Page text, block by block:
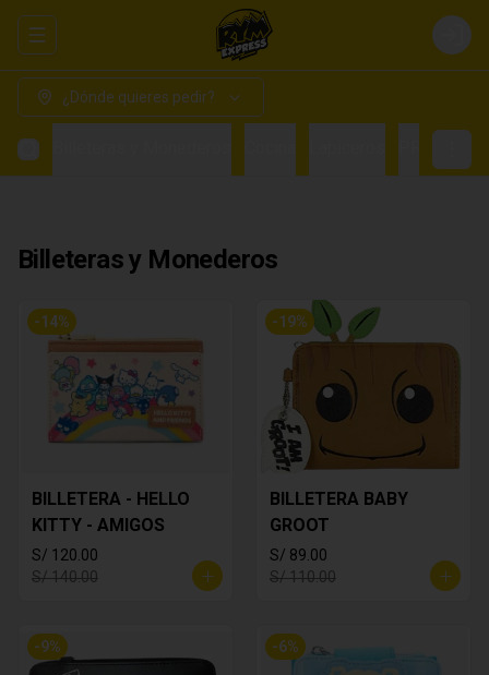
Abrir menu de navegación Login
¿Dónde quieres pedir?
Billeteras y Monederos
-14%
BILLETERA - HELLO
KITTY - AMIGOS
S/ 120.00
S/ 140.00
-19%
BILLETERA BABY
GROOT
S/ 89.00
S/ 110.00
-9% -6%